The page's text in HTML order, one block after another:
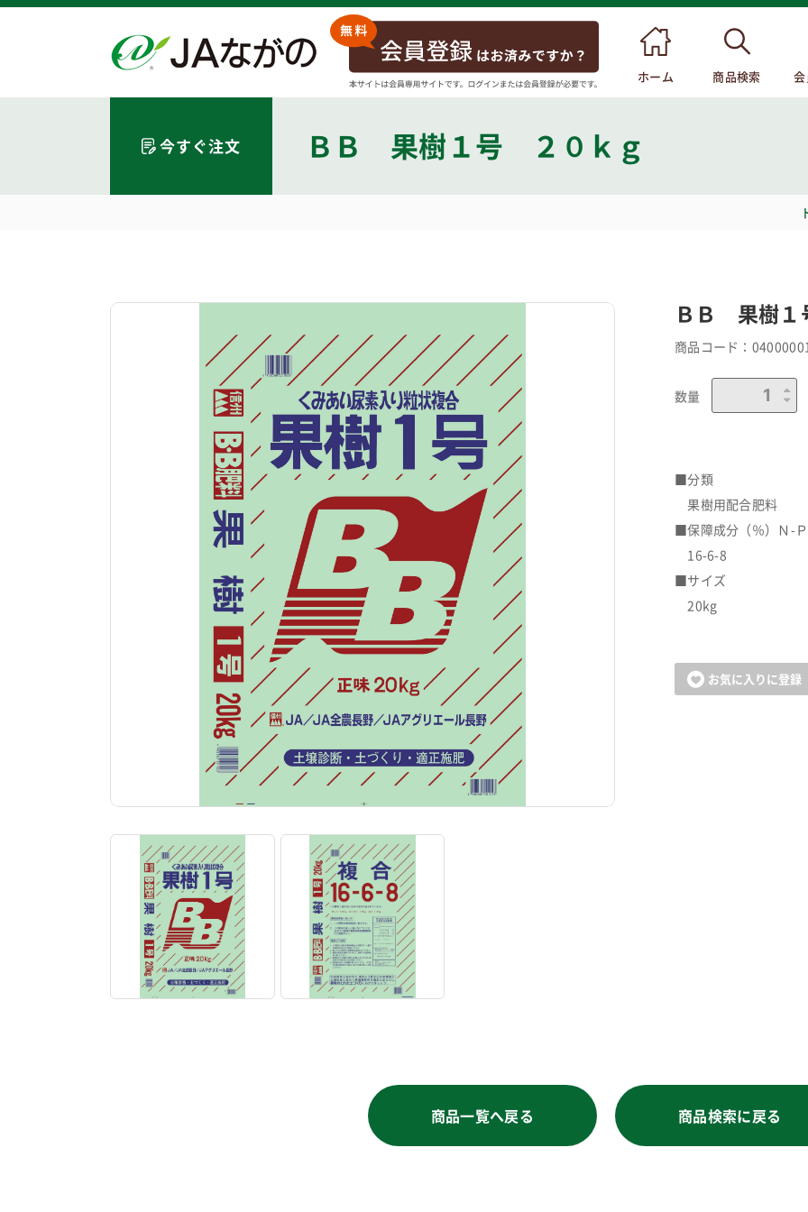
ホーム 商品検索
今すぐ注文 ＢＢ 果樹１号 ２０ｋｇ
ＢＢ 果樹
商品コード：
数量
カートに追加しました。
お買い物を続ける
■分類
果樹用配合肥料
■保障成分（％）Ｎ-
16-6-8
■サイズ
20kg
お気に入りに登録
商品一覧へ戻る 商品検索に戻る